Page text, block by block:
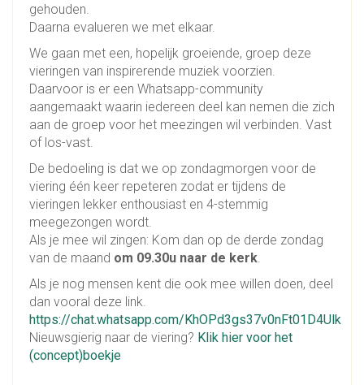
gehouden.
Daarna evalueren we met elkaar.
We gaan met een, hopelijk groeiende, groep deze
vieringen van inspirerende muziek voorzien.
Daarvoor is er een Whatsapp-community
aangemaakt waarin iedereen deel kan nemen die zich
aan de groep voor het meezingen wil verbinden. Vast
of los-vast.
De bedoeling is dat we op zondagmorgen voor de
viering één keer repeteren zodat er tijdens de
vieringen lekker enthousiast en 4-stemmig
meegezongen wordt.
Als je mee wil zingen: Kom dan op de derde zondag
van de maand om 09.30u naar de kerk.
Als je nog mensen kent die ook mee willen doen, deel
dan vooral deze link.
https://chat.whatsapp.com/KhOPd3gs37v0nFt01D4Ulk
Nieuwsgierig naar de viering? Klik hier voor het
(concept)boekje